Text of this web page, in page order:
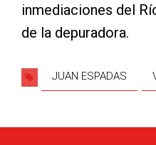
inmediaciones del
de la depuradora.
JUAN ESPADAS